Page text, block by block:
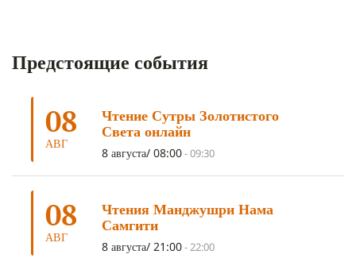
АНАЛИТИЧЕСКАЯ МЕДИТАЦИЯ(7)
ТРИ ОСНОВЫ ПУТИ(5) ЛХАБАБ ДУЧЕН(5)
ОЧИСТИТЕЛЬНЫЕ ПРАКТИКИ(5)
УМ И ЕГО ПОТЕНЦИАЛ
ОТРЕЧЕНИЕ
ПОДНОШЕНИЯ (4) ВОСЕМЬ СТРОФ(4)
ГАНДЕН ЛХАГЬЯМА(3) РАВНОСТНОСТЬ
Предстоящие события
08
АВГ
Чтение Сутры Золотистого
Света онлайн
8 августа/ 08:00-09:30
08
АВГ
Чтения Манджушри Нама
Самгити
8 августа/ 21:00-22:00